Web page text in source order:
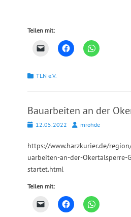
Teilen mit:
Kategorien
TLN e.V.
Bauarbeiten an der
Posted12.05.2022 Autormrohde
https://www.harzkurier.de/
uarbeiten-an-der-Okertalsperre-
startet.html
Teilen mit: